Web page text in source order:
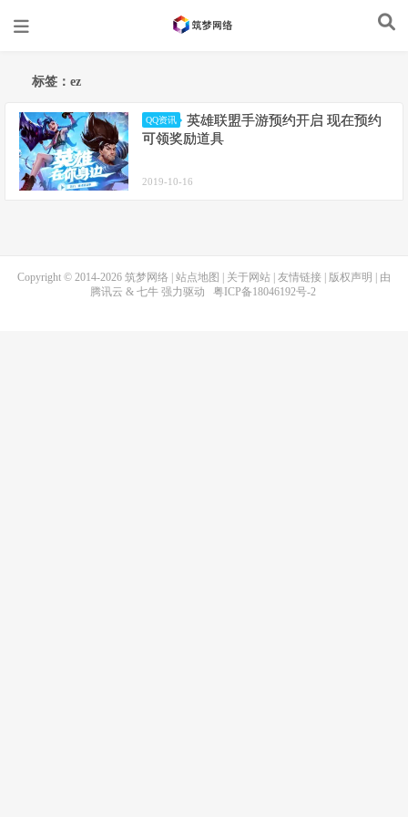
标签：ez
QQ资讯
英雄联盟手游预约开启 现在预约
可领奖励道具
2019-10-16
Copyright © 2014-2026 筑梦网络 站点地图 关于网站 友情链接 版权声明
| 由
腾讯云 & 七牛强力驱动 粤ICP备18046192号-2